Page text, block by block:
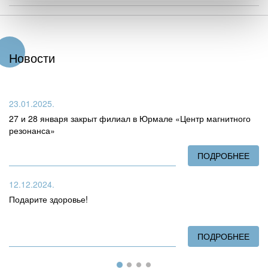
Новости
23.01.2025.
27 и 28 января закрыт филиал в Юрмале «Центр магнитного
резонанса»
ПОДРОБНЕЕ
12.12.2024.
Подарите здоровье!
ПОДРОБНЕЕ